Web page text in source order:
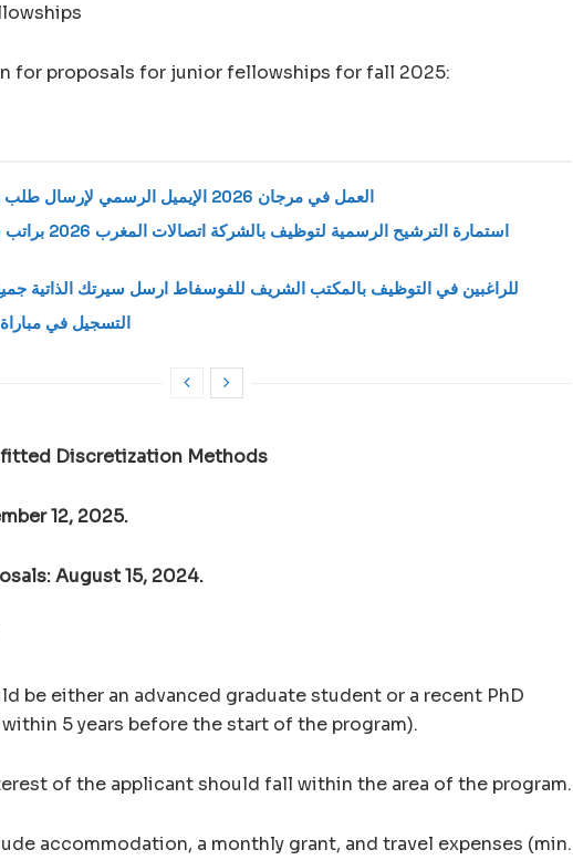
for proposals for junior fellowships for fall 2025:
العمل في مرجان 2026 الإيميل الرسمي لإرسال طلب وظيفة بمتاجر مرجان
للراغبين في التوظيف بالمكتب الشريف للفوسفاط ارسل سيرتك الذاتية
التسجيل في مباراة
Discretization Methods
12, 2025.
August 15, 2024.
be either an advanced graduate student or a recent PhD
5 years before the start of the program).
of the applicant should fall within the area of the program.
accommodation, a monthly grant, and travel expenses (min.